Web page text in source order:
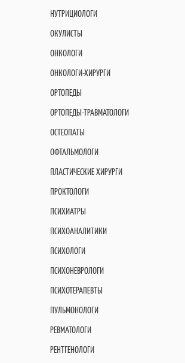
НУТРИЦИОЛОГИ
ОКУЛИСТЫ
ОНКОЛОГИ
ОНКОЛОГИ-ХИРУРГИ
ОРТОПЕДЫ
ОРТОПЕДЫ-ТРАВМАТОЛОГИ
ОСТЕОПАТЫ
ОФТАЛЬМОЛОГИ
ПЛАСТИЧЕСКИЕ ХИРУРГИ
ПРОКТОЛОГИ
ПСИХИАТРЫ
ПСИХОАНАЛИТИКИ
ПСИХОЛОГИ
ПСИХОНЕВРОЛОГИ
ПСИХОТЕРАПЕВТЫ
ПУЛЬМОНОЛОГИ
РЕВМАТОЛОГИ
РЕНТГЕНОЛОГИ